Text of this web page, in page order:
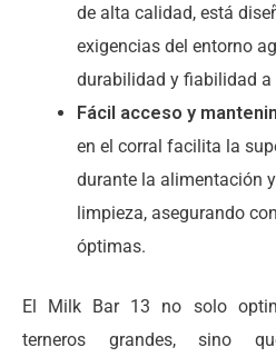
de alta calidad, está
exigencias del entorno
durabilidad y fiabilidad a
Fácil acceso y
en el corral facilita la
durante la alimentación
limpieza, asegurando
óptimas.
El Milk Bar 13 no solo
terneros grandes, sino